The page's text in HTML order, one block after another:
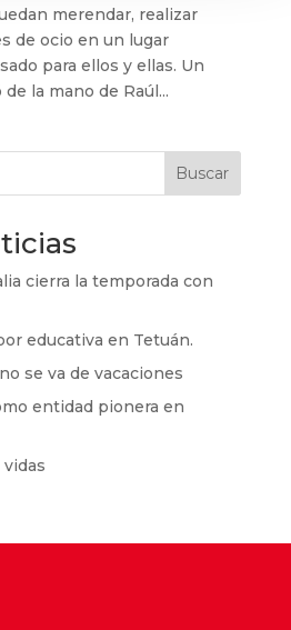
merendar, realizar
de ocio en un lugar
para ellos y ellas. Un
la mano de Raúl...
Buscar
cierra la temporada con
educativa en Tetuán.
se va de vacaciones
entidad pionera en